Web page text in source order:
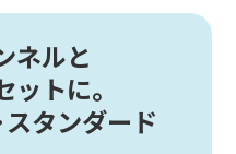
ネルと
トに。
タンダード